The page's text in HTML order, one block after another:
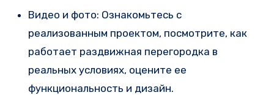
Видео и фото: Ознакомьтесь с
реализованным проектом, посмотрите, как
работает раздвижная перегородка в
реальных условиях, оцените ее
функциональность и дизайн.